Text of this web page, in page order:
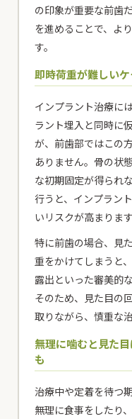
の印象が重要な前歯
を進めることで、よ
す。
即時荷重が難しい
インプラント治療に
ラント埋入と同時に
が、前歯部ではこの
ありません。骨の状
な初期固定が得られ
行うと、インプラン
いリスクが高まります
特に前歯の場合、見
重をかけてしまうと
露出といった審美的
そのため、見た目の
取りながら、慎重な
無理に噛むと見た
も
治療中や定着を待つ
無理に食事をしたり